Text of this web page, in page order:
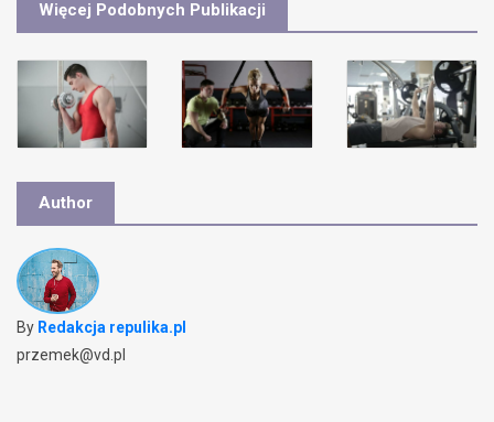
Więcej Podobnych Publikacji
Author
By Redakcja repulika.pl
przemek@vd.pl